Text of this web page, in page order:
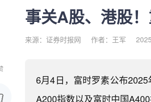
事关A股、港股
来源：证券时报网 作者：王军
6月4日，富时罗素公布
A200指数以及富时中国